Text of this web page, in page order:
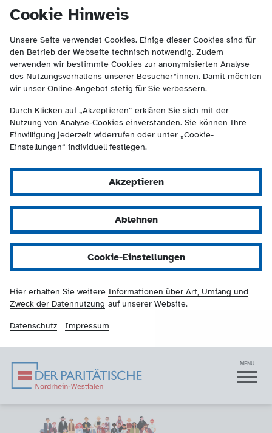
Cookie Hinweis
Unsere Seite verwendet Cookies. Einige dieser Cookies sind für
den Betrieb der Webseite technisch notwendig. Zudem
verwenden wir bestimmte Cookies zur anonymisierten Analyse
des Nutzungsverhaltens unserer Besucher*innen. Damit möchten
wir unser Online-Angebot stetig für Sie verbessern.
Durch Klicken auf „Akzeptieren“ erklären Sie sich mit der
Nutzung von Analyse-Cookies einverstanden. Sie können Ihre
Einwilligung jederzeit widerrufen oder unter „Cookie-
Einstellungen“ individuell festlegen.
Akzeptieren
Ablehnen
Cookie-Einstellungen
Hier erhalten Sie weitere Informationen über Art, Umfang und
Zweck der Datennutzung auf unserer Website.
Datenschutz Impressum
Der Paritätische NRW
springen
(Kontakt und Suche) springen.
Navigation MENÜ